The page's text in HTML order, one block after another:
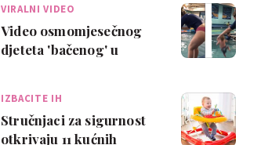
VIRALNI VIDEO
Video osmomjesečnog
djeteta 'bačenog' u
IZBACITE IH
Stručnjaci za sigurnost
otkrivaju 11 kućnih